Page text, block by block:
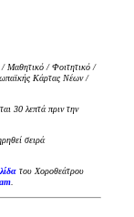
/ Μαθητικό / Φοιτητικό /
Κάρτας Νέων /
30 λεπτά πριν την
σειρά
του Χοροθεάτρου
.